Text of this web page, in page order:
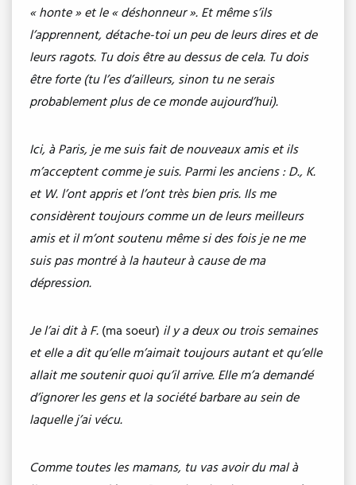
« honte » et le « déshonneur ». Et même s’ils
l’apprennent, détache-toi un peu de leurs dires et de
leurs ragots. Tu dois être au dessus de cela. Tu dois
être forte (tu l’es d’ailleurs, sinon tu ne serais
probablement plus de ce monde aujourd’hui).
Ici, à Paris, je me suis fait de nouveaux amis et ils
m’acceptent comme je suis. Parmi les anciens : D., K.
et W. l’ont appris et l’ont très bien pris. Ils me
considèrent toujours comme un de leurs meilleurs
amis et il m’ont soutenu même si des fois je ne me
suis pas montré à la hauteur à cause de ma
dépression.
Je l’ai dit à F. (ma soeur) il y a deux ou trois semaines
et elle a dit qu’elle m’aimait toujours autant et qu’elle
allait me soutenir quoi qu’il arrive. Elle m’a demandé
d’ignorer les gens et la société barbare au sein de
laquelle j’ai vécu.
Comme toutes les mamans, tu vas avoir du mal à